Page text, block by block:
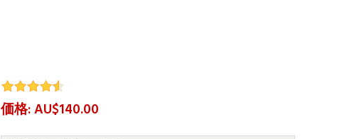
価格: AU$140.00